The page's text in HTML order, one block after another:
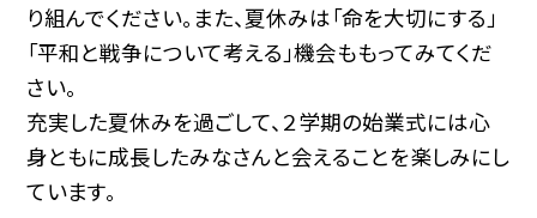
り組んでください。また、夏休みは「命を大切にする」
「平和と戦争について考える」機会ももってみてくだ
さい。
充実した夏休みを過ごして、２学期の始業式には心
身ともに成長したみなさんと会えることを楽しみにし
ています。